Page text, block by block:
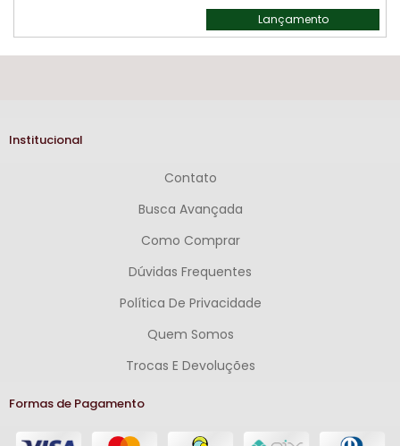
Lançamento
Institucional
Contato
Busca Avançada
Como Comprar
Dúvidas Frequentes
Política De Privacidade
Quem Somos
Trocas E Devoluções
Formas de Pagamento